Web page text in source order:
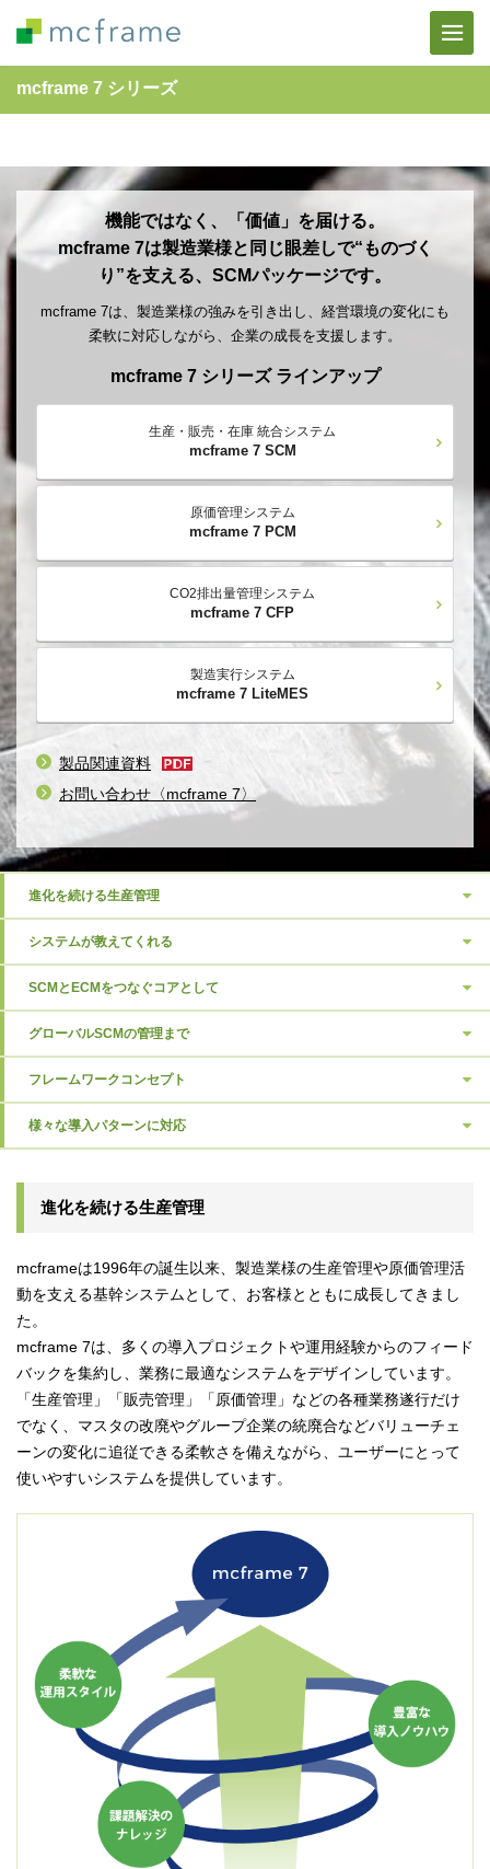
mcframe 7 シリーズ
機能ではなく、「価値」を届ける。
mcframe 7は製造業様と同じ眼差しで“ものづく
り”を支える、SCMパッケージです。
mcframe 7は、製造業様の強みを引き出し、 経営環境の変化にも
柔軟に対応しながら、企業の成長を支援します。
mcframe 7 シリーズ ラインアップ
生産・販売・在庫 統合システム
mcframe 7 SCM
原価管理システム
mcframe 7 PCM
CO2排出量管理システム
mcframe 7 CFP
製造実行システム
mcframe 7 LiteMES
製品関連資料
お問い合わせ〈mcframe 7〉
進化を続ける生産管理
システムが教えてくれる
SCMとECMをつなぐコアとして
グローバルSCMの管理まで
フレームワークコンセプト
様々な導入パターンに対応
進化を続ける生産管理
mcframeは1996年の誕生以来、製造業様の生産管理や原価管理活
動を支える基幹システムとして、お客様とともに成長してきまし
た。
mcframe 7は、多くの導入プロジェクトや運用経験からのフィード
バックを集約し、業務に最適なシステムをデザインしています。
「生産管理」「販売管理」「原価管理」などの各種業務遂行だけ
でなく、マスタの改廃やグループ企業の統廃合などバリューチェ
ーンの変化に追従できる柔軟さを備えながら、ユーザーにとって
使いやすいシステムを提供しています。